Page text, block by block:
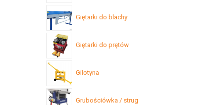
Giętarki do blachy
Giętarki do prętów
Gilotyna
Grubościówka / strug